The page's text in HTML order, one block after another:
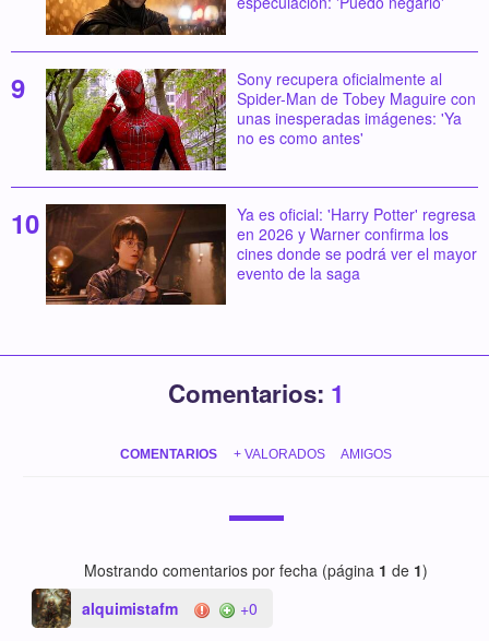
Sony recupera oficialmente al
Spider-Man de Tobey Maguire con
unas inesperadas imágenes: 'Ya
no es como antes'
Ya es oficial: 'Harry Potter' regresa
en 2026 y Warner confirma los
cines donde se podrá ver el mayor
evento de la saga
Comentarios: 1
COMENTARIOS + VALORADOS AMIGOS
Mostrando comentarios por fecha (página 1 de 1)
alquimistafm
+0